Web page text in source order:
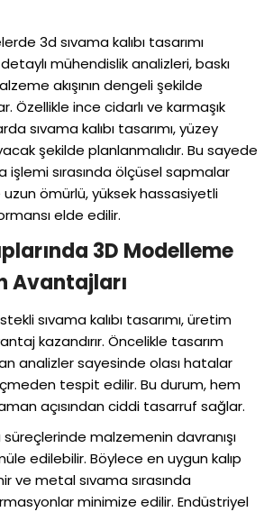
3d sıvama kalıbı tasarımı
mühendislik analizleri, baskı
akışının dengeli şekilde
Özellikle ince cidarlı ve karmaşık
sıvama kalıbı tasarımı, yüzey
şekilde planlanmalıdır. Bu sayede
işlemi sırasında ölçüsel sapmalar
ömürlü, yüksek hassasiyetli
elde edilir.
3D Modelleme
Avantajları
sıvama kalıbı tasarımı, üretim
kazandırır. Öncelikle tasarım
analizler sayesinde olası hatalar
tespit edilir. Bu durum, hem
açısından ciddi tasarruf sağlar.
süreçlerinde malzemenin davranışı
edilebilir. Böylece en uygun kalıp
ve metal sıvama sırasında
minimize edilir. Endüstriyel